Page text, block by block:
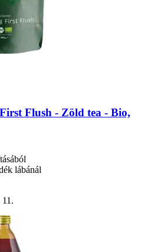
Flush -​ Zöld tea -​ Bio,
lábánál